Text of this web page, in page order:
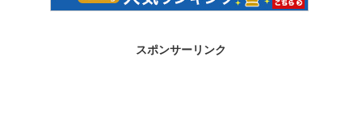
スポンサーリンク